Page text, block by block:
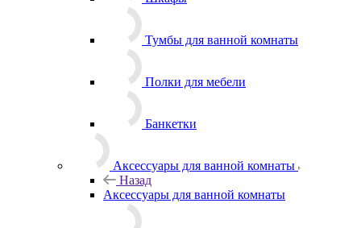
Тумбы для ванной комнаты
Полки для мебели
Банкетки
Аксессуары для ванной комнаты
Назад
Аксессуары для ванной комнаты